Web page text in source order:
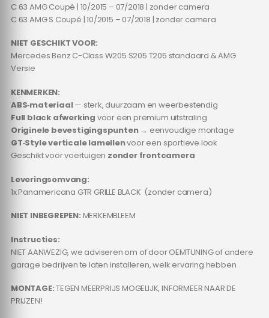
C 63 AMG Coupé | 10/2015 – 07/2018 | zonder camera
C 63 AMG S Coupé | 10/2015 – 07/2018 | zonder camera
NIET GESCHIKT VOOR:
Mercedes Benz C-Class W205 S205 T205 standaard & AMG
Versie
KENMERKEN:
ABS‑materiaal— sterk, duurzaam en weerbestendig
Full black afwerking voor een premium uitstraling
Originele bevestigingspunten→ eenvoudige montage
GT‑Style verticale lamellenvoor een sportieve look
Geschikt voor voertuigen zonder frontcamera
Leveringsomvang:
1x Panamericana GTR GRILLE BLACK (zonder camera)
NIET INBEGREPEN: MERKEMBLEEM
Instructies:
NIET AANWEZIG, we adviseren om of door OEMTUNING of andere
garage bedrijven te laten installeren, welk ervaring hebben
MONTAGE:TEGEN MEERPRIJS MOGELIJK, INFORMEER NAAR DE
PRIJZEN!